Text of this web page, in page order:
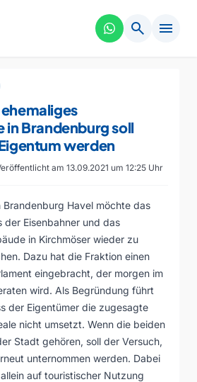
search menu
in Brandenburg soll
werden
am 13.09.2021 um 12:25 Uhr
Brandenburg Havel möchte das
der Eisenbahner und das
in Kirchmöser wieder zu
Dazu hat die Fraktion einen
eingebracht, der morgen im
wird. Als Begründung führt
der Eigentümer die zugesagte
nicht umsetzt. Wenn die beiden
Stadt gehören, soll der Versuch,
unternommen werden. Dabei
auf touristischer Nutzung